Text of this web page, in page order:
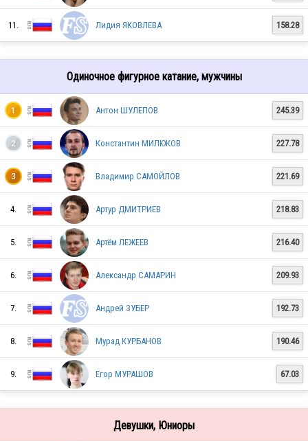
RUS
RUS
RUS
RUS
RUS
RUS
RUS
11. Лидия ЯКОВЛЕВА 158.28
Одиночное фигурное катание, мужчины
1 Антон ШУЛЕПОВ 245.39
2 Константин МИЛЮКОВ 227.78
3 Владимир САМОЙЛОВ 221.69
4. Артур ДМИТРИЕВ 218.83
5. Артём ЛЕЖЕЕВ 216.40
6. Александр САМАРИН 209.93
7. Андрей ЗУБЕР 192.73
8. Мурад КУРБАНОВ 190.46
9. Егор МУРАШОВ 67.03
Девушки, Юниоры